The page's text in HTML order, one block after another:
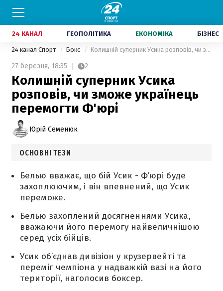
24 КАНАЛ ГЕОПОЛІТИКА ЕКОНОМІКА БІЗНЕС
24 канал Спорт Бокс Колишній суперник Усика розповів, чи зможе українець перемогти Ф'юрі
27 березня, 18:35 2
Колишній суперник Усика
розповів, чи зможе українець
перемогти Ф'юрі
Юрій Семенюк
ОСНОВНІ ТЕЗИ
Белью вважає, що бій Усик - Ф’юрі буде
захоплюючим, і він впевнений, що Усик
переможе.
Белью захоплений досягненнями Усика,
вважаючи його перемогу найвеличнішою
серед усіх бійців.
Усик об’єднав дивізіон у крузервейті та
переміг чемпіона у надважкій вазі на його
території, наголосив боксер.